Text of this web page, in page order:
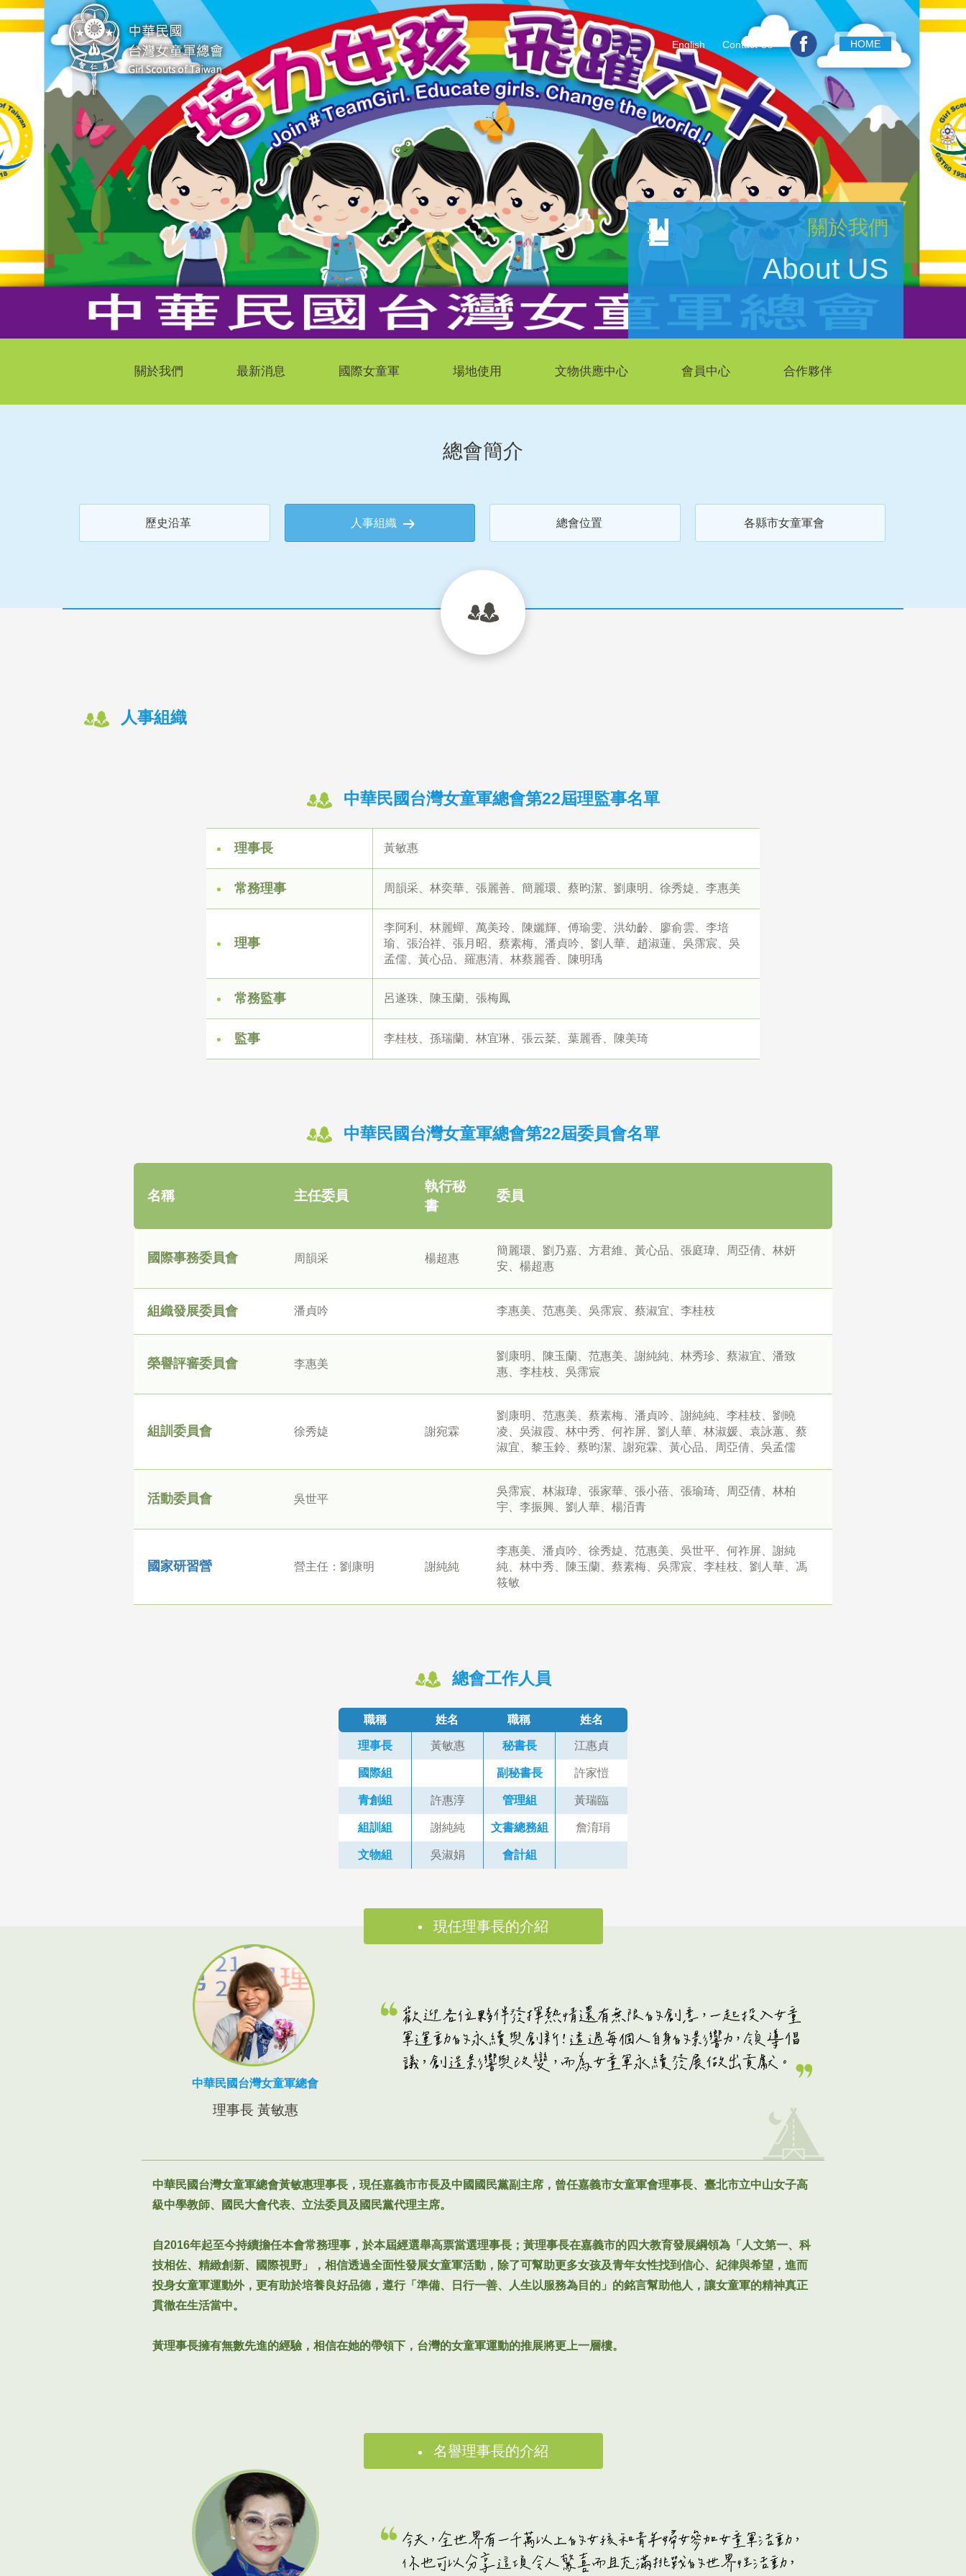
English Contact Us HOME
關於我們
About US
關於我們 最新消息 國際女童軍 場地使用 文物供應中心 會員中心 合作夥伴
總會簡介
歷史沿革 人事組織 總會位置 各縣市女童軍會
人事組織
中華民國台灣女童軍總會第22屆理監事名單
理事長 黃敏惠
常務理事 周韻采、林奕華、張麗善、簡麗環、蔡昀潔、劉康明、徐秀媫、李惠美
理事
李阿利、林麗蟬、萬美玲、陳孋輝、傅瑜雯、洪幼齡、廖俞雲、李培
瑜、張治祥、張月昭、蔡素梅、潘貞吟、劉人華、趙淑蓮、吳霈宸、吳
孟儒、黃心品、羅惠清、林蔡麗香、陳明瑀
常務監事 呂遂珠、陳玉蘭、張梅鳳
監事 李桂枝、孫瑞蘭、林宜琳、張云棻、葉麗香、陳美琦
中華民國台灣女童軍總會第22屆委員會名單
名稱 主任委員
執行秘
書
委員
國際事務委員會 周韻采 楊超惠
簡麗環、劉乃嘉、方君維、黃心品、張庭瑋、周亞倩、林妍
安、楊超惠
組織發展委員會 潘貞吟 李惠美、范惠美、吳霈宸、蔡淑宜、李桂枝
榮譽評審委員會 李惠美
劉康明、陳玉蘭、范惠美、謝純純、林秀珍、蔡淑宜、潘致
惠、李桂枝、吳霈宸
組訓委員會 徐秀媫 謝宛霖
劉康明、范惠美、蔡素梅、潘貞吟、謝純純、李桂枝、劉曉
凌、吳淑霞、林中秀、何祚屏、劉人華、林淑媛、袁詠蕙、蔡
淑宜、黎玉鈴、蔡昀潔、謝宛霖、黃心品、周亞倩、吳孟儒
活動委員會 吳世平
吳霈宸、林淑瑋、張家華、張小蓓、張瑜琦、周亞倩、林柏
宇、李振興、劉人華、楊洦青
國家研習營 營主任：劉康明 謝純純
李惠美、潘貞吟、徐秀媫、范惠美、吳世平、何祚屏、謝純
純、林中秀、陳玉蘭、蔡素梅、吳霈宸、李桂枝、劉人華、馮
筱敏
總會工作人員
職稱 姓名 職稱 姓名
理事長 黃敏惠 秘書長 江惠貞
國際組 副秘書長 許家愷
青創組 許惠淳 管理組 黃瑞臨
組訓組 謝純純 文書總務組 詹淯琄
文物組 吳淑娟 會計組
現任理事長的介紹
中華民國台灣女童軍總會
理事長 黃敏惠
中華民國台灣女童軍總會黃敏惠理事長，現任嘉義市市長及中國國民黨副主席，曾任嘉義市女童軍會理事長、臺北市立中山女子高
級中學教師、國民大會代表、立法委員及國民黨代理主席。
自2016年起至今持續擔任本會常務理事，於本屆經選舉高票當選理事長；黃理事長在嘉義市的四大教育發展綱領為「人文第一、科
技相佐、精緻創新、國際視野」，相信透過全面性發展女童軍活動，除了可幫助更多女孩及青年女性找到信心、紀律與希望，進而
投身女童軍運動外，更有助於培養良好品德，遵行「準備、日行一善、人生以服務為目的」的銘言幫助他人，讓女童軍的精神真正
貫徹在生活當中。
黃理事長擁有無數先進的經驗，相信在她的帶領下，台灣的女童軍運動的推展將更上一層樓。
名譽理事長的介紹